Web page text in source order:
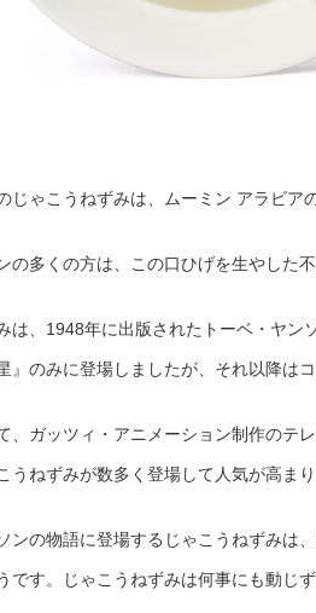
じゃこうねずみは、ムーミン アラビア
の多くの方は、この口ひげを生やした
は、1948年に出版されたトーベ・ヤ
』のみに登場しましたが、それ以降は
、ガッツィ・アニメーション制作のテ
うねずみが数多く登場して人気が高まり
ンの物語に登場するじゃこうねずみは
です。じゃこうねずみは何事にも動じ